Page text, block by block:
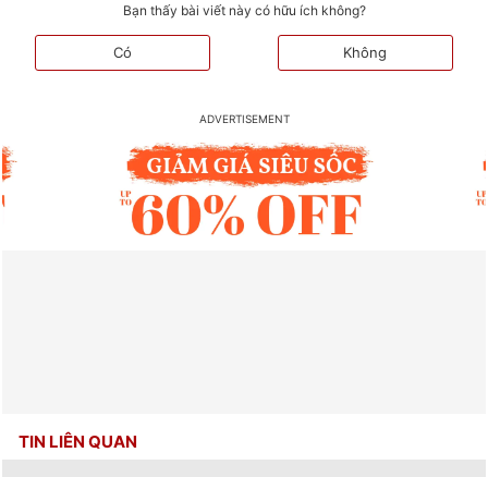
Bạn thấy bài viết này có hữu ích không?
Có Không
TIN LIÊN QUAN